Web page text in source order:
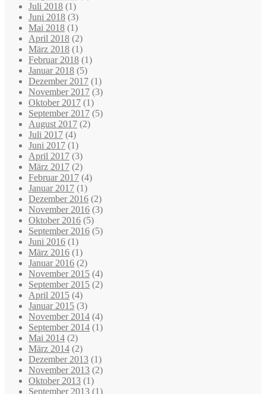
Juli 2018 (1)
Juni 2018 (3)
Mai 2018 (1)
April 2018 (2)
März 2018 (1)
Februar 2018 (1)
Januar 2018 (5)
Dezember 2017 (1)
November 2017 (3)
Oktober 2017 (1)
September 2017 (5)
August 2017 (2)
Juli 2017 (4)
Juni 2017 (1)
April 2017 (3)
März 2017 (2)
Februar 2017 (4)
Januar 2017 (1)
Dezember 2016 (2)
November 2016 (3)
Oktober 2016 (5)
September 2016 (5)
Juni 2016 (1)
März 2016 (1)
Januar 2016 (2)
November 2015 (4)
September 2015 (2)
April 2015 (4)
Januar 2015 (3)
November 2014 (4)
September 2014 (1)
Mai 2014 (2)
März 2014 (2)
Dezember 2013 (1)
November 2013 (2)
Oktober 2013 (1)
September 2013 (1)